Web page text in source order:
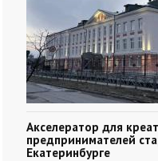
Акселератор для
предпринимателей
Екатеринбурге